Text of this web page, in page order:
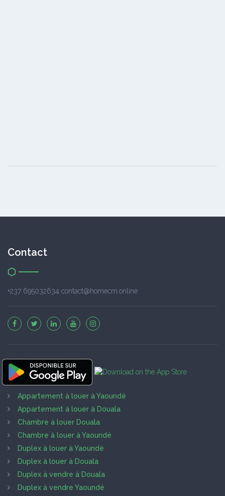
Contact
+237 695032634 contact@homecm.online
Appartement à louer à Yaoundé
Appartement à louer à Douala
Chambre à louer Douala
Chambre à louer à Yaoundé
Duplex à louer à Yaoundé
Duplex à louer à Douala
Duplex à vendre à Douala
Duplex à vendre Yaoundé